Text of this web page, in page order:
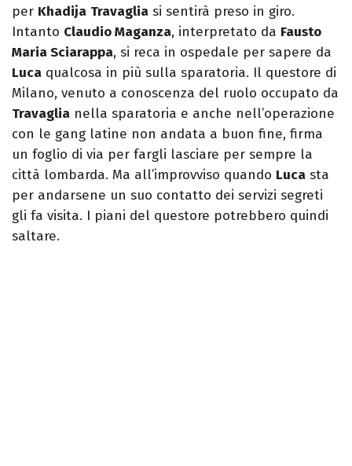
per Khadija Travaglia si sentirà preso in giro.
Intanto Claudio Maganza, interpretato da Fausto
Maria Sciarappa, si reca in ospedale per sapere da
Luca qualcosa in più sulla sparatoria. Il questore di
Milano, venuto a conoscenza del ruolo occupato da
Travaglia nella sparatoria e anche nell’operazione
con le gang latine non andata a buon fine, firma
un foglio di via per fargli lasciare per sempre la
città lombarda. Ma all’improvviso quando Luca sta
per andarsene un suo contatto dei servizi segreti
gli fa visita. I piani del questore potrebbero quindi
saltare.